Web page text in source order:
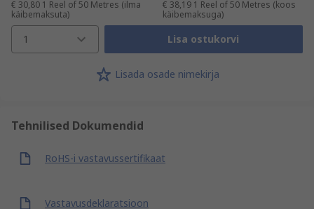
€ 30,80 1 Reel of 50 Metres (ilma
käibemaksuta)
€ 38,19 1 Reel of 50 Metres (koos
käibemaksuga)
1 Lisa ostukorvi
Lisada osade nimekirja
Tehnilised Dokumendid
RoHS-i vastavussertifikaat
Vastavusdeklaratsioon